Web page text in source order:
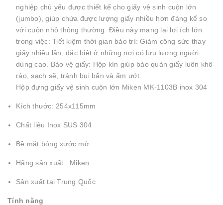
nghiệp chủ yếu được thiết kế cho giấy vệ sinh cuộn lớn
(jumbo), giúp chứa được lượng giấy nhiều hơn đáng kể so
với cuộn nhỏ thông thường. Điều này mang lại lợi ích lớn
trong việc: Tiết kiệm thời gian bảo trì: Giảm công sức thay
giấy nhiều lần, đặc biệt ở những nơi có lưu lượng người
dùng cao. Bảo vệ giấy: Hộp kín giúp bảo quản giấy luôn khô
ráo, sạch sẽ, tránh bụi bẩn và ẩm ướt.
Hộp đựng giấy vệ sinh cuộn lớn Miken MK-1103B inox 304
Kích thước: 254x115mm
Chất liệu Inox SUS 304
Bề mặt bóng xước mờ
Hãng sản xuất : Miken
Sản xuất tại Trung Quốc
Tính năng